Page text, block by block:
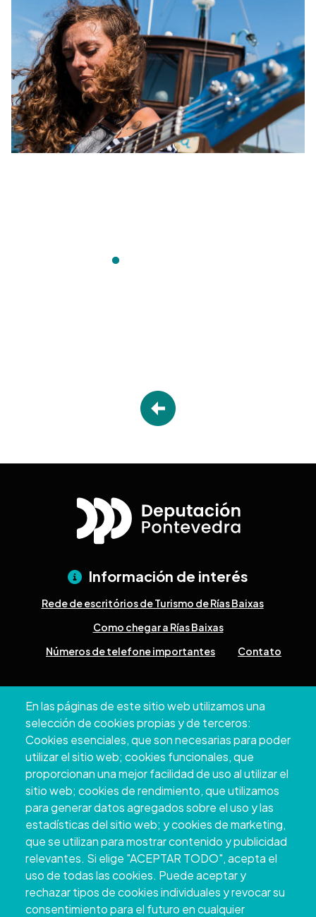
En las páginas de este sitio web utilizamos una
selección de cookies propias y de terceros:
Cookies esenciales, que son necesarias para poder
utilizar el sitio web; cookies funcionales, que
proporcionan una mejor facilidad de uso al utilizar el
sitio web; cookies de rendimiento, que utilizamos
para generar datos agregados sobre el uso y las
estadísticas del sitio web; y cookies de marketing,
que se utilizan para mostrar contenido y publicidad
relevantes. Si elige "ACEPTAR TODO", acepta el
uso de todas las cookies. Puede aceptar y
rechazar tipos de cookies individuales y revocar su
consentimiento para el futuro en cualquier
Información de interés
Rede de escritórios de Turismo de Rías Baixas
Como chegar a Rías Baixas
Números de telefone importantes
Contato
Pontevedra
+34 986 804 100 | +34 986 804 124
Copyright © 2026. Conselho Provincial de